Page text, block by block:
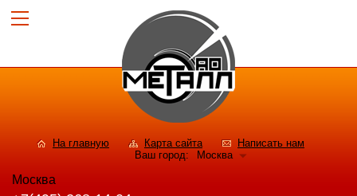
На главную Карта сайта
Написать нам
Ваш город:
Москва
Москва